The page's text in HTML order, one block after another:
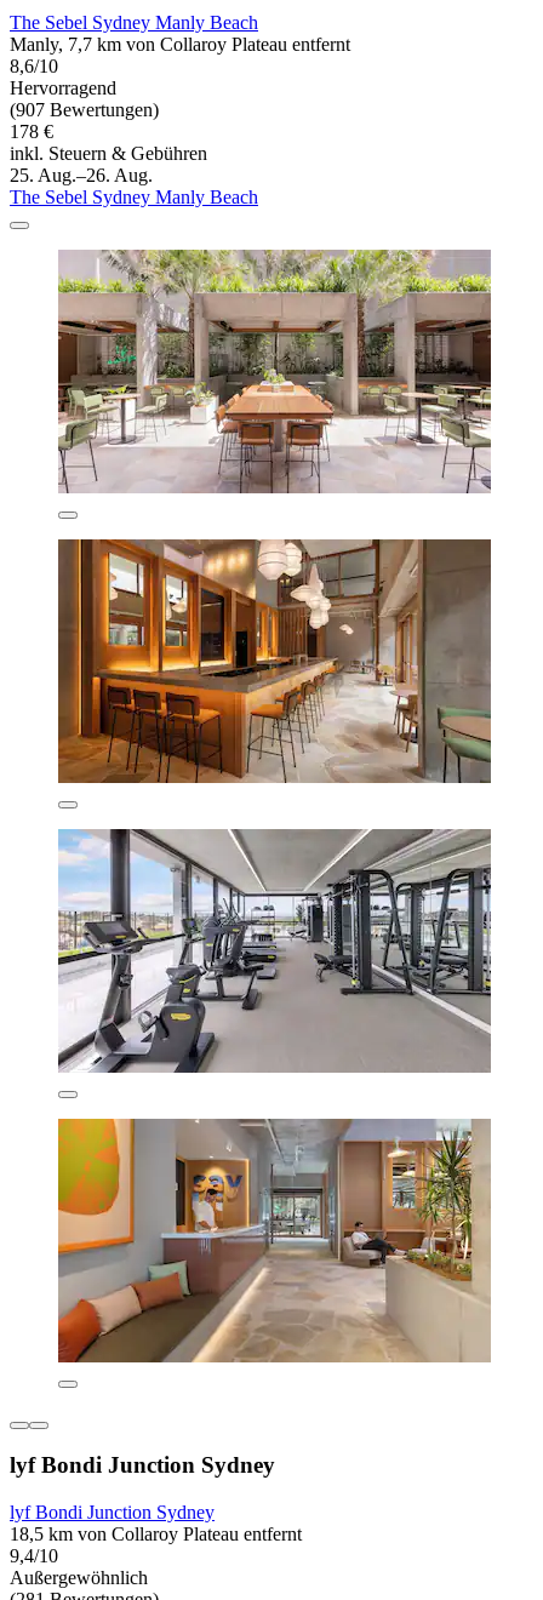
The Sebel Sydney Manly Beach
Manly, 7,7 km von Collaroy Plateau entfernt
8,6/10
Hervorragend
(907 Bewertungen)
178 €
inkl. Steuern & Gebühren
25. Aug.–26. Aug.
The Sebel Sydney Manly Beach
lyf Bondi Junction Sydney
lyf Bondi Junction Sydney
18,5 km von Collaroy Plateau entfernt
9,4/10
Außergewöhnlich